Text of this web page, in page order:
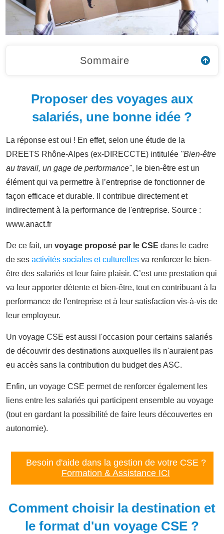
Sommaire
Proposer des voyages aux
salariés, une bonne idée ?
La réponse est oui ! En effet, selon une étude de la
DREETS Rhône-Alpes (ex-DIRECCTE) intitulée "Bien-être
au travail, un gage de performance", le bien-être est un
élément qui va permettre à l’entreprise de fonctionner de
façon efficace et durable. Il contribue directement et
indirectement à la performance de l'entreprise. Source :
www.anact.fr
De ce fait, un voyage proposé par le CSE dans le cadre
de ses activités sociales et culturelles va renforcer le bien-
être des salariés et leur faire plaisir. C’est une prestation qui
va leur apporter détente et bien-être, tout en contribuant à la
performance de l'entreprise et à leur satisfaction vis-à-vis de
leur employeur.
Un voyage CSE est aussi l'occasion pour certains salariés
de découvrir des destinations auxquelles ils n'auraient pas
eu accès sans la contribution du budget des ASC.
Enfin, un voyage CSE permet de renforcer également les
liens entre les salariés qui participent ensemble au voyage
(tout en gardant la possibilité de faire leurs découvertes en
autonomie).
Besoin d'aide dans la gestion de votre CSE ?
Formation & Assistance ICI
Comment choisir la destination et
le format d'un voyage CSE ?